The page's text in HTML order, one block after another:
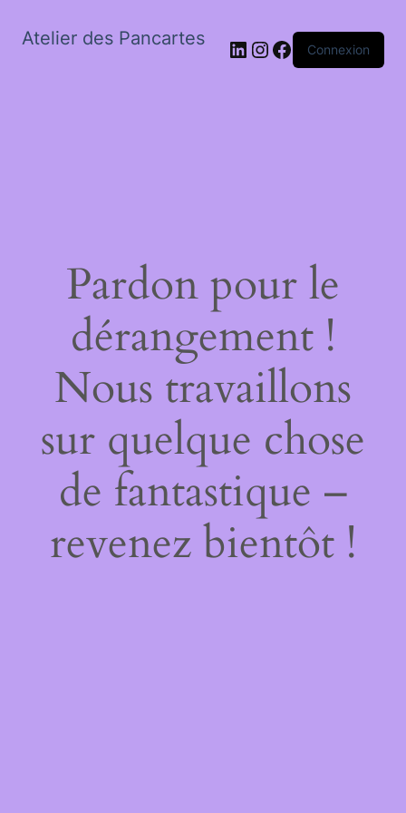
Atelier des Pancartes LinkedIn
Instagram
Facebook
Connexion
Pardon pour le
dérangement !
Nous travaillons
sur quelque chose
de fantastique –
revenez bientôt !